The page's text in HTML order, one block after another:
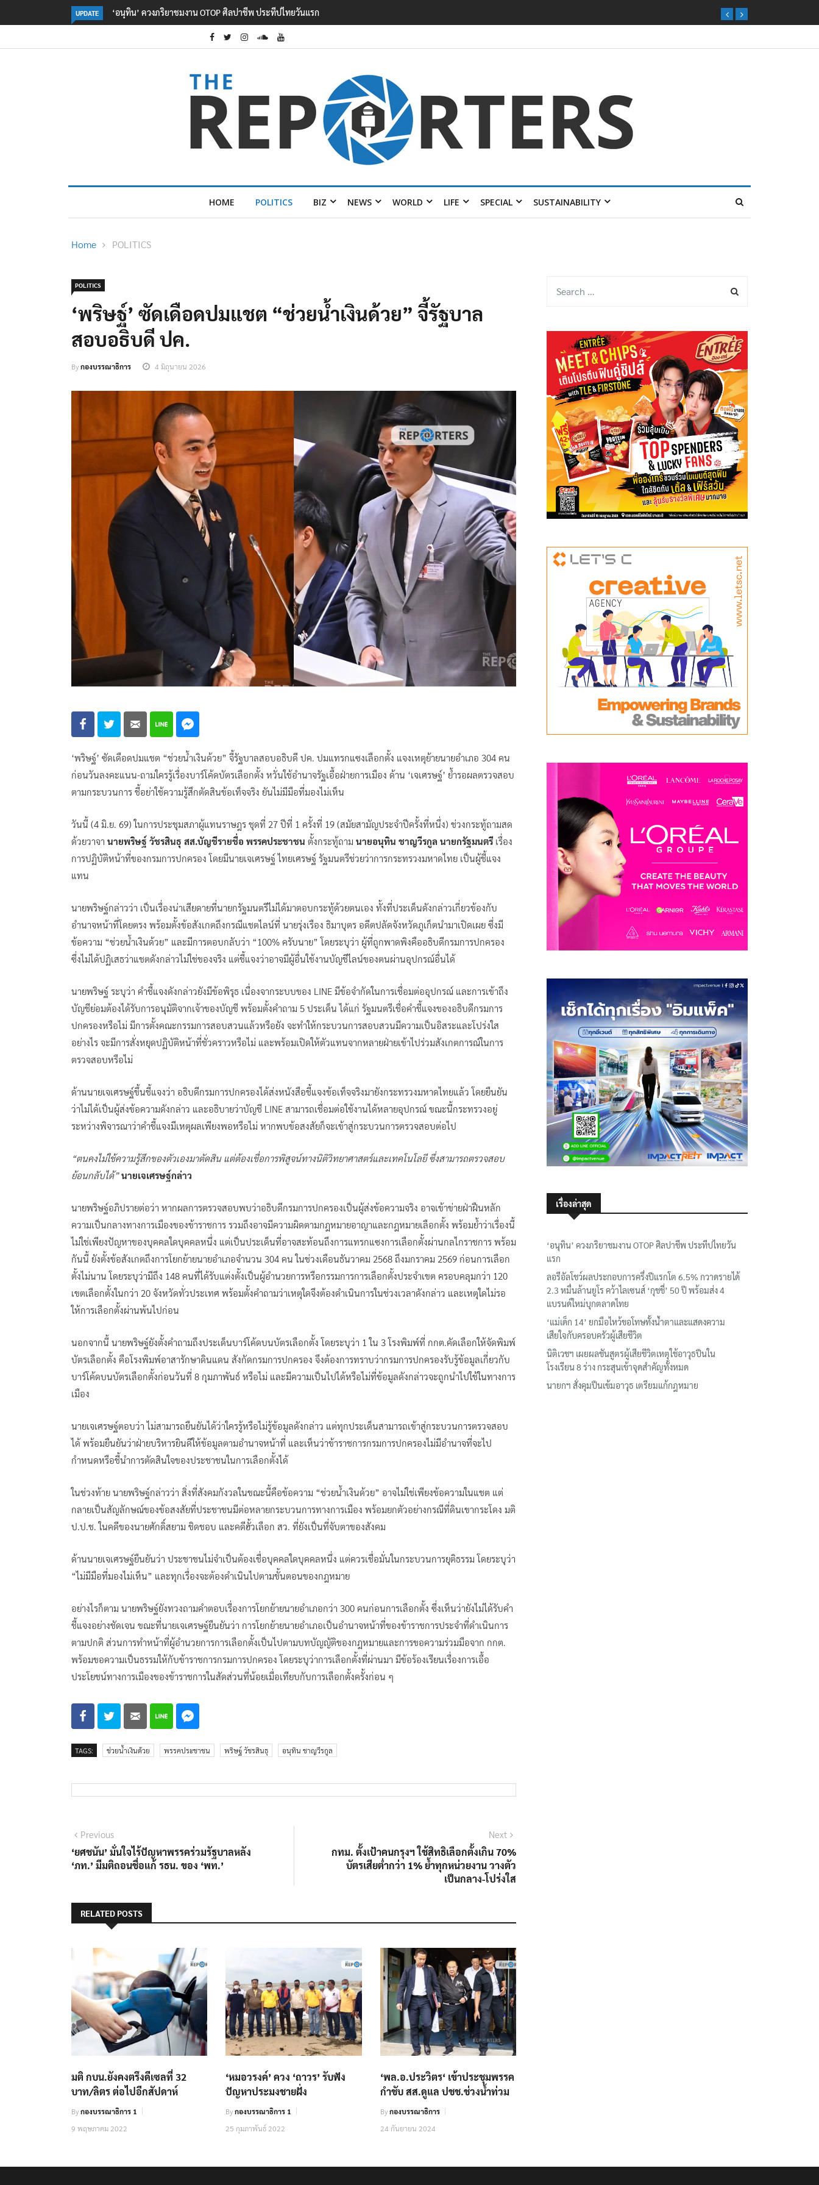
UPDATE ลอรีอัลโชว์ผลประกอบการครึ่งปีแรกโต 6.5% กวาดรายได้ 2.3 หมื่นล้านยูโร คว้าไลเซนส์ ‘กุชชี่’ 50 ปี พร้อมส่ง 4 แบรนด์ใหม่บุกตลาดไทย
HOME POLITICS BIZ NEWS WORLD LIFE SPECIAL SUSTAINABILITY
Home POLITICS
POLITICS
‘พริษฐ์’ ซัดเดือดปมแชต “ช่วยน้ำเงินด้วย” จี้รัฐบาล
สอบอธิบดี ปค.
Byกองบรรณาธิการ 4 มิถุนายน 2026
‘พริษฐ์’ ซัดเดือดปมแชต “ช่วยน้ำเงินด้วย” จี้รัฐบาลสอบอธิบดี ปค. ปมแทรกแซงเลือกตั้ง แจงเหตุย้ายนายอำเภอ 304 คน
ก่อนวันลงคะแนน-ถามใครรู้เรื่องบาร์โค้ดบัตรเลือกตั้ง หวั่นใช้อำนาจรัฐเอื้อฝ่ายการเมือง ด้าน ‘เจเศรษฐ์’ ย้ำรอผลตรวจสอบ
ตามกระบวนการ ชี้อย่าใช้ความรู้สึกตัดสินข้อเท็จจริง ยันไม่มีมือที่มองไม่เห็น
วันนี้ (4 มิ.ย. 69) ในการประชุมสภาผู้แทนราษฎร ชุดที่ 27 ปีที่ 1 ครั้งที่ 19 (สมัยสามัญประจำปีครั้งที่หนึ่ง) ช่วงกระทู้ถามสด
ด้วยวาจา นายพริษฐ์ วัชรสินธุ สส.บัญชีรายชื่อ พรรคประชาชน ตั้งกระทู้ถาม นายอนุทิน ชาญวีรกูล นายกรัฐมนตรี เรื่อง
การปฏิบัติหน้าที่ของกรมการปกครอง โดยมีนายเจเศรษฐ์ ไทยเศรษฐ์ รัฐมนตรีช่วยว่าการกระทรวงมหาดไทย เป็นผู้ชี้แจง
แทน
นายพริษฐ์กล่าวว่า เป็นเรื่องน่าเสียดายที่นายกรัฐมนตรีไม่ได้มาตอบกระทู้ด้วยตนเอง ทั้งที่ประเด็นดังกล่าวเกี่ยวข้องกับ
อำนาจหน้าที่โดยตรง พร้อมตั้งข้อสังเกตถึงกรณีแชตไลน์ที่ นายรุ่งเรือง ธิมาบุตร อดีตปลัดจังหวัดภูเก็ตนำมาเปิดเผย ซึ่งมี
ข้อความ “ช่วยน้ำเงินด้วย” และมีการตอบกลับว่า “100% ครับนาย” โดยระบุว่า ผู้ที่ถูกพาดพิงคืออธิบดีกรมการปกครอง
ซึ่งไม่ได้ปฏิเสธว่าแชตดังกล่าวไม่ใช่ของจริง แต่ชี้แจงว่าอาจมีผู้อื่นใช้งานบัญชีไลน์ของตนผ่านอุปกรณ์อื่นได้
นายพริษฐ์ ระบุว่า คำชี้แจงดังกล่าวยังมีข้อพิรุธ เนื่องจากระบบของ LINE มีข้อจำกัดในการเชื่อมต่ออุปกรณ์ และการเข้าถึง
บัญชีย่อมต้องได้รับการอนุมัติจากเจ้าของบัญชี พร้อมตั้งคำถาม 5 ประเด็น ได้แก่ รัฐมนตรีเชื่อคำชี้แจงของอธิบดีกรมการ
ปกครองหรือไม่ มีการตั้งคณะกรรมการสอบสวนแล้วหรือยัง จะทำให้กระบวนการสอบสวนมีความเป็นอิสระและโปร่งใส
อย่างไร จะมีการสั่งหยุดปฏิบัติหน้าที่ชั่วคราวหรือไม่ และพร้อมเปิดให้ตัวแทนจากหลายฝ่ายเข้าไปร่วมสังเกตการณ์ในการ
ตรวจสอบหรือไม่
ด้านนายเจเศรษฐ์ขึ้นชี้แจงว่า อธิบดีกรมการปกครองได้ส่งหนังสือชี้แจงข้อเท็จจริงมายังกระทรวงมหาดไทยแล้ว โดยยืนยัน
ว่าไม่ได้เป็นผู้ส่งข้อความดังกล่าว และอธิบายว่าบัญชี LINE สามารถเชื่อมต่อใช้งานได้หลายอุปกรณ์ ขณะนี้กระทรวงอยู่
ระหว่างพิจารณาว่าคำชี้แจงมีเหตุผลเพียงพอหรือไม่ หากพบข้อสงสัยก็จะเข้าสู่กระบวนการตรวจสอบต่อไป
“ตนคงไม่ใช้ความรู้สึกของตัวเองมาตัดสิน แต่ต้องเชื่อการพิสูจน์ทางนิติวิทยาศาสตร์และเทคโนโลยี ซึ่งสามารถตรวจสอบ
ย้อนกลับได้”นายเจเศรษฐ์กล่าว
นายพริษฐ์อภิปรายต่อว่า หากผลการตรวจสอบพบว่าอธิบดีกรมการปกครองเป็นผู้ส่งข้อความจริง อาจเข้าข่ายฝ่าฝืนหลัก
ความเป็นกลางทางการเมืองของข้าราชการ รวมถึงอาจมีความผิดตามกฎหมายอาญาและกฎหมายเลือกตั้ง พร้อมย้ำว่าเรื่องนี้
ไม่ใช่เพียงปัญหาของบุคคลใดบุคคลหนึ่ง แต่เป็นประเด็นที่อาจสะท้อนถึงการแทรกแซงการเลือกตั้งผ่านกลไกราชการ พร้อม
กันนี้ ยังตั้งข้อสังเกตถึงการโยกย้ายนายอำเภอจำนวน 304 คน ในช่วงเดือนธันวาคม 2568 ถึงมกราคม 2569 ก่อนการเลือก
ตั้งไม่นาน โดยระบุว่ามีถึง 148 คนที่ได้รับแต่งตั้งเป็นผู้อำนวยการหรือกรรมการการเลือกตั้งประจำเขต ครอบคลุมกว่า 120
เขตเลือกตั้งในกว่า 20 จังหวัดทั่วประเทศ พร้อมตั้งคำถามว่าเหตุใดจึงต้องดำเนินการในช่วงเวลาดังกล่าว และเหตุใดไม่รอ
ให้การเลือกตั้งผ่านพ้นไปก่อน
นอกจากนี้ นายพริษฐ์ยังตั้งคำถามถึงประเด็นบาร์โค้ดบนบัตรเลือกตั้ง โดยระบุว่า 1 ใน 3 โรงพิมพ์ที่ กกต.คัดเลือกให้จัดพิมพ์
บัตรเลือกตั้ง คือโรงพิมพ์อาสารักษาดินแดน สังกัดกรมการปกครอง จึงต้องการทราบว่ากรมการปกครองรับรู้ข้อมูลเกี่ยวกับ
บาร์โค้ดบนบัตรเลือกตั้งก่อนวันที่ 8 กุมภาพันธ์ หรือไม่ และมีความเป็นไปได้หรือไม่ที่ข้อมูลดังกล่าวจะถูกนำไปใช้ในทางการ
เมือง
นายเจเศรษฐ์ตอบว่า ไม่สามารถยืนยันได้ว่าใครรู้หรือไม่รู้ข้อมูลดังกล่าว แต่ทุกประเด็นสามารถเข้าสู่กระบวนการตรวจสอบ
ได้ พร้อมยืนยันว่าฝ่ายบริหารยินดีให้ข้อมูลตามอำนาจหน้าที่ และเห็นว่าข้าราชการกรมการปกครองไม่มีอำนาจที่จะไป
กำหนดหรือชี้นำการตัดสินใจของประชาชนในการเลือกตั้งได้
ในช่วงท้าย นายพริษฐ์กล่าวว่า สิ่งที่สังคมกังวลในขณะนี้คือข้อความ “ช่วยน้ำเงินด้วย” อาจไม่ใช่เพียงข้อความในแชต แต่
กลายเป็นสัญลักษณ์ของข้อสงสัยที่ประชาชนมีต่อหลายกระบวนการทางการเมือง พร้อมยกตัวอย่างกรณีที่ดินเขากระโดง มติ
ป.ป.ช. ในคดีของนายศักดิ์สยาม ชิดชอบ และคดีฮั้วเลือก สว. ที่ยังเป็นที่จับตาของสังคม
ด้านนายเจเศรษฐ์ยืนยันว่า ประชาชนไม่จำเป็นต้องเชื่อบุคคลใดบุคคลหนึ่ง แต่ควรเชื่อมั่นในกระบวนการยุติธรรม โดยระบุว่า
“ไม่มีมือที่มองไม่เห็น” และทุกเรื่องจะต้องดำเนินไปตามขั้นตอนของกฎหมาย
อย่างไรก็ตาม นายพริษฐ์ยังทวงถามคำตอบเรื่องการโยกย้ายนายอำเภอกว่า 300 คนก่อนการเลือกตั้ง ซึ่งเห็นว่ายังไม่ได้รับคำ
ชี้แจงอย่างชัดเจน ขณะที่นายเจเศรษฐ์ยืนยันว่า การโยกย้ายนายอำเภอเป็นอำนาจหน้าที่ของข้าราชการประจำที่ดำเนินการ
ตามปกติ ส่วนการทำหน้าที่ผู้อำนวยการการเลือกตั้งเป็นไปตามบทบัญญัติของกฎหมายและการขอความร่วมมือจาก กกต.
พร้อมขอความเป็นธรรมให้กับข้าราชการกรมการปกครอง โดยระบุว่าการเลือกตั้งที่ผ่านมา มีข้อร้องเรียนเรื่องการเอื้อ
ประโยชน์ทางการเมืองของข้าราชการในสัดส่วนที่น้อยเมื่อเทียบกับการเลือกตั้งครั้งก่อน ๆ
TAGS: ช่วยน้ำเงินด้วย พรรคประชาชน พริษฐ์ วัชรสินธุ อนุทิน ชาญวีรกูล
แนะแนว
เรื่อง
PreviousPrevious
post:
‘ยศชนัน’ มั่นใจไร้ปัญหาพรรคร่วมรัฐบาลหลัง
‘ภท.’ มีมติถอนชื่อแก้ รธน. ของ ‘พท.’
Next
post:
กทม. ตั้งเป้าคนกรุงฯ ใช้สิทธิเลือกตั้งเกิน 70%
บัตรเสียต่ำกว่า 1% ย้ำทุกหน่วยงาน วางตัว
เป็นกลาง-โปร่งใส
RELATED POSTS
มติ กบน.ยังคงตรึงดีเซลที่ 32
บาท/ลิตร ต่อไปอีกสัปดาห์
Byกองบรรณาธิการ 1
9 พฤษภาคม 2022
‘หมอวรงค์’ ควง ‘ถาวร’ รับฟัง
ปัญหาประมงชายฝั่ง
Byกองบรรณาธิการ 1
25 กุมภาพันธ์ 2022
‘พล.อ.ประวิตร‘ เข้าประชุมพรรค
กำชับ สส.ดูแล ปชช.ช่วงน้ำท่วม
Byกองบรรณาธิการ
24 กันยายน 2024
เรื่องล่าสุด
‘อนุทิน’ ควงภริยาชมงาน OTOP ศิลปาชีพ ประทีปไทยวัน
แรก
ลอรีอัลโชว์ผลประกอบการครึ่งปีแรกโต 6.5% กวาดรายได้
2.3 หมื่นล้านยูโร คว้าไลเซนส์ ‘กุชชี่’ 50 ปี พร้อมส่ง 4
แบรนด์ใหม่บุกตลาดไทย
‘แม่เด็ก 14’ ยกมือไหว้ขอโทษทั้งน้ำตาและแสดงความ
เสียใจกับครอบครัวผู้เสียชีวิต
นิติเวชฯ เผยผลชันสูตรผู้เสียชีวิตเหตุใช้อาวุธปืนใน
โรงเรียน 8 ร่าง กระสุนเข้าจุดสำคัญทั้งหมด
นายกฯ สั่งคุมปืนเข้มอาวุธ เตรียมแก้กฎหมาย